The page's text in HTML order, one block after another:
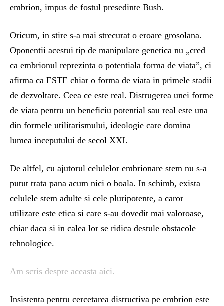
embrion, impus de fostul presedinte Bush.
Oricum, in stire s-a mai strecurat o eroare grosolana.
Oponentii acestui tip de manipulare genetica nu „cred
ca embrionul reprezinta o potentiala forma de viata”, ci
afirma ca ESTE chiar o forma de viata in primele stadii
de dezvoltare. Ceea ce este real. Distrugerea unei forme
de viata pentru un beneficiu potential sau real este una
din formele utilitarismului, ideologie care domina
lumea inceputului de secol XXI.
De altfel, cu ajutorul celulelor embrionare stem nu s-a
putut trata pana acum nici o boala. In schimb, exista
celulele stem adulte si cele pluripotente, a caror
utilizare este etica si care s-au dovedit mai valoroase,
chiar daca si in calea lor se ridica destule obstacole
tehnologice.
Am scris despre aceasta aici.
Insistenta pentru cercetarea distructiva pe embrion este